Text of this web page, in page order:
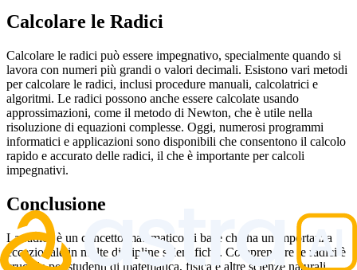
Calcolare le Radici
Calcolare le radici può essere impegnativo, specialmente quando si
lavora con numeri più grandi o valori decimali. Esistono vari metodi
per calcolare le radici, inclusi procedure manuali, calcolatrici e
algoritmi. Le radici possono anche essere calcolate usando
approssimazioni, come il metodo di Newton, che è utile nella
risoluzione di equazioni complesse. Oggi, numerosi programmi
informatici e applicazioni sono disponibili che consentono il calcolo
rapido e accurato delle radici, il che è importante per calcoli
impegnativi.
Conclusione
La radice è un concetto matematico di base che ha un'importanza
eccezionale in molte discipline scientifiche. Comprendere le radici è
cruciale per studenti di matematica, fisica e altre scienze naturali,